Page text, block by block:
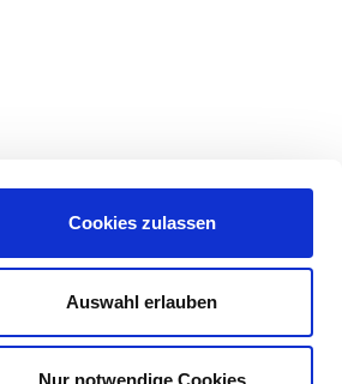
Cookies zulassen
Auswahl erlauben
Nur notwendige Cookies